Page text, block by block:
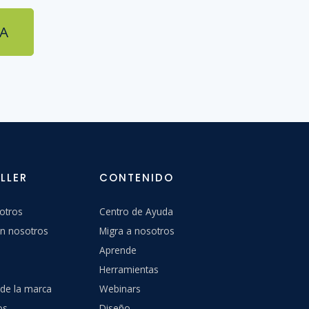
nosotros
la marca
CONTENIDO
Centro de Ayuda
Migra a nosotros
Aprende
Herramientas
Webinars